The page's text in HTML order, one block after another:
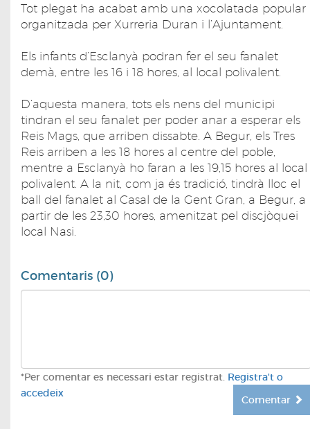
Tot plegat ha acabat amb una xocolatada popular
organitzada per Xurreria Duran i l’Ajuntament.
Els infants d’Esclanyà podran fer el seu fanalet
demà, entre les 16 i 18 hores, al local polivalent.
D’aquesta manera, tots els nens del municipi
tindran el seu fanalet per poder anar a esperar els
Reis Mags, que arriben dissabte. A Begur, els Tres
Reis arriben a les 18 hores al centre del poble,
mentre a Esclanyà ho faran a les 19,15 hores al local
polivalent. A la nit, com ja és tradició, tindrà lloc el
ball del fanalet al Casal de la Gent Gran, a Begur, a
partir de les 23,30 hores, amenitzat pel discjòquei
local Nasi.
Comentaris (0)
*Per comentar es necessari estar registrat. Registra't o
accedeix
Comentar